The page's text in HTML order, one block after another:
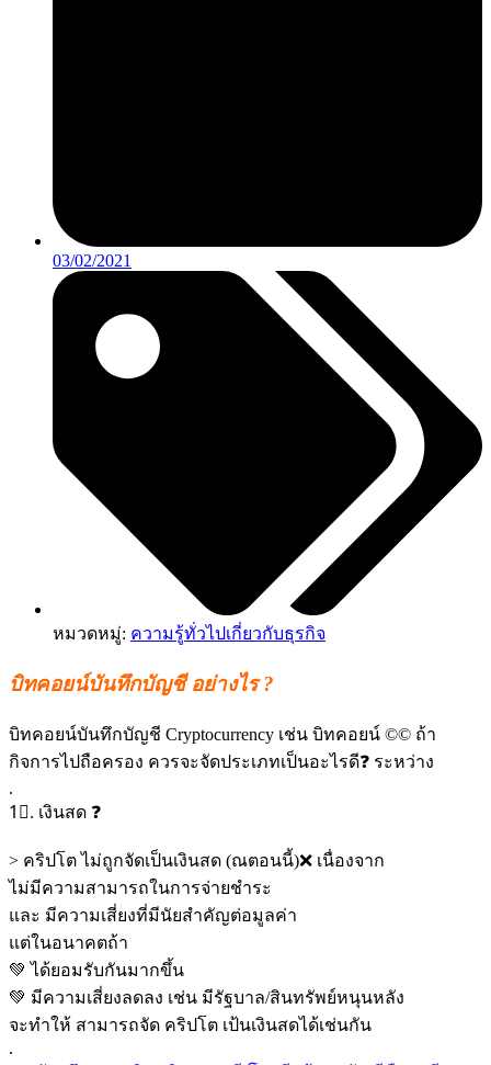
03/02/2021
หมวดหมู่: ความรู้ทั่วไปเกี่ยวกับธุรกิจ
บิทคอยน์บันทึกบัญชี อย่างไร ?
บิทคอยน์บันทึกบัญชี Cryptocurrency เช่น บิทคอยน์ ©© ถ้า
กิจการไปถือครอง ควรจะจัดประเภทเป็นอะไรดี❓ ระหว่าง
.
1⃣. เงินสด ❓
> คริปโต ไม่ถูกจัดเป็นเงินสด (ณตอนนี้)❌ เนื่องจาก
ไม่มีความสามารถในการจ่ายชำระ
และ มีความเสี่ยงที่มีนัยสำคัญต่อมูลค่า
แต่ในอนาคตถ้า
💚 ได้ยอมรับกันมากขึ้น
💚 มีความเสี่ยงลดลง เช่น มีรัฐบาล/สินทรัพย์หนุนหลัง
จะทำให้ สามารถจัด คริปโต เป้นเงินสดได้เช่นกัน
.